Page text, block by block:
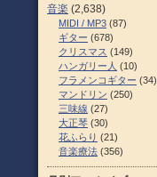
音楽 (2,638)
MIDI / MP3 (87)
ギター (678)
クリスマス (149)
ハンガリー人 (10)
フラメンコギター (34)
マンドリン (250)
三味線 (27)
大正琴 (30)
花ふらり (21)
音楽療法 (356)